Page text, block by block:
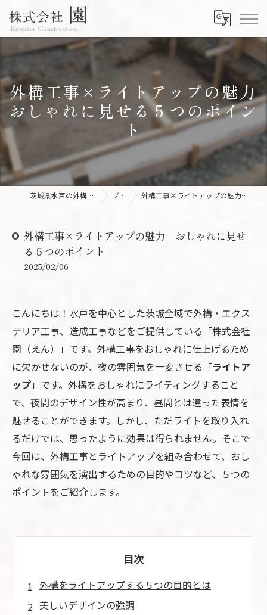
外構工事×ライトアップの魅力
おしゃれに見せる５つのポイン
ト
茨城県水戸の外構工事なら株式会社園 ブログ 外構工事×ライトアップの魅力｜おしゃれに見せる５つのポイント
外構工事×ライトアップの魅力｜おしゃれに見せ
る５つのポイント
2025/02/06
こんにちは！水戸を中心とした茨城全域で外構・エクス
テリア工事、造成工事などをご提供している「株式会社
園（えん）」です。外構工事をおしゃれに仕上げるため
に欠かせないのが、夜の雰囲気を一変させる「ライトア
ップ」です。外構をおしゃれにライティングすること
で、夜間のデザイン性が高まり、昼間とは違った表情を
魅せることができます。しかし、ただライトを取り入れ
るだけでは、思ったように効果は得られません。そこで
今回は、外構工事とライトアップを組み合わせて、おし
ゃれな雰囲気を演出するための目的やコツなど、５つの
ポイントをご紹介します。
目次
外構をライトアップする５つの目的とは
美しいデザインの強調